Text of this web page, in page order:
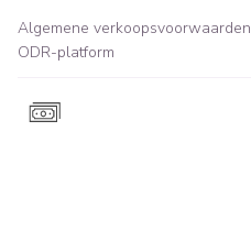
Algemene verkoopsvoorwaarden
ODR-platform